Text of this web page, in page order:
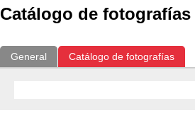
Catálogo de fotografías
General Catálogo de fotografías